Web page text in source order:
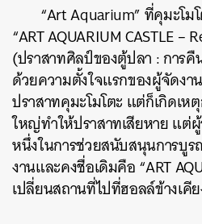
“Art Aquarium” ที่คุมะโ
“ART AQUARIUM CASTLE –
(ปราสาทศิลป์ของตู้ปลา : การ
ด้วยความตั้งใจแรกของผู้จัดง
ปราสาทคุมะโมโตะ แต่ก็เกิดเ
ใหญ่ทำให้ปราสาทเสียหาย แต่
หนึ่งในการช่วยสนับสนุนการบู
งานและคงชื่อเดิมคือ “ART
เปลี่ยนสถานที่ไปที่ฮอลล์ข้างเคี